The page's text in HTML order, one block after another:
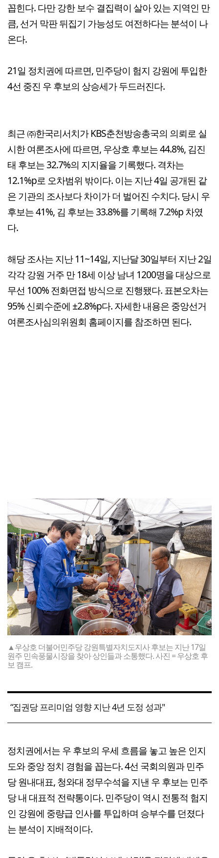
꼽힌다. 다만 강한 보수 결집력이 살아 있는 지역인 만
큼, 선거 막판 뒤집기 가능성도 여전하다는 분석이 나
온다.
21일 정치권에 따르면, 민주당이 험지 강원에 투입한
4선 중진 우 후보의 상승세가 두드러진다.
최근 ㈜한국리서치가 KBS춘천방송총국의 의뢰로 실
시한 여론조사에 따르면, 우상호 후보는 44.8%, 김진
태 후보는 32.7%의 지지율을 기록했다. 격차는
12.1%p로 오차범위 밖이다. 이는 지난 4일 공개된 같
은 기관의 조사보다 차이가 더 벌어진 수치다. 당시 우
후보는 41%, 김 후보는 33.8%를 기록해 7.2%p 차였
다.
해당 조사는 지난 11~14일, 지난달 30일부터 지난 2일
각각 강원 거주 만 18세 이상 남녀 1200명을 대상으로
무선 100% 전화면접 방식으로 진행됐다. 표본오차는
95% 신뢰수준에 ±2.8%p다. 자세한 내용은 중앙선거
여론조사심의위원회 홈페이지를 참조하면 된다.
▲우상호 더불어민주당 강원특별자치도지사 후보는 지난 17일
원주 민속풍물시장을 찾아 상인들과 소통했다. 사진 = 우상호 후
보 캠프.
“집권당 프리미엄 영향 지난 4년 도정 성과"
정치권에서는 우 후보의 우세 흐름을 놓고 높은 인지
도와 중앙 정치 경험을 꼽는다. 4선 국회의원과 민주
당 원내대표, 청와대 정무수석을 지낸 우 후보는 민주
당 내 대표적 전략통이다. 민주당이 역시 전통적 험지
인 강원에 중량급 인사를 투입하며 승부수를 던졌다
는 분석이 지배적이다.